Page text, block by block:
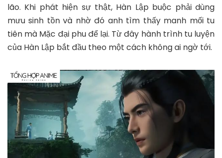
lão. Khi phát hiện sự thật, Hàn Lập buộc phải dùng
mưu sinh tồn và nhờ đó anh tìm thấy manh mối tu
tiên mà Mặc đại phu để lại. Từ đây hành trình tu luyện
của Hàn Lập bắt đầu theo một cách không ai ngờ tới.